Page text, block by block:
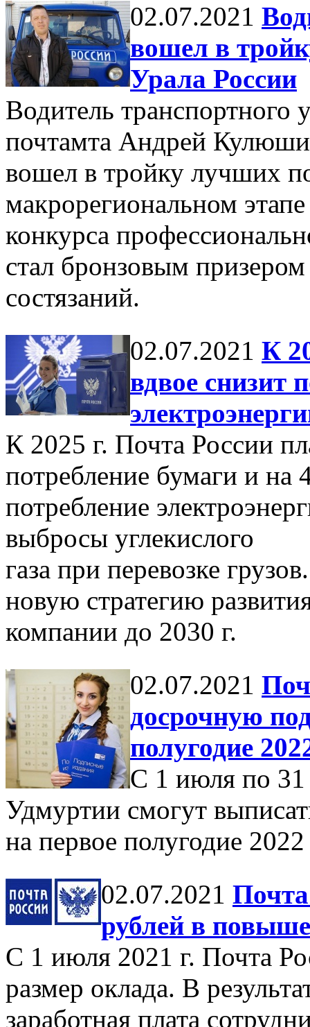
02.07.2021
вошел в
Урала России
Водитель транспортного
почтамта Андрей
вошел в тройку лучших
макрорегиональном
конкурса
стал бронзовым призером
состязаний.
02.07.2021 К
вдвое снизит
К 2025 г. Почта России
потребление бумаги и на
потребление
выбросы углекислого
газа при перевозке
новую стратегию
компании до 2030 г.
02.07.2021
досрочную
полугодие
С 1 июля по 31
Удмуртии смогут
на первое полугодие
02.07.2021
рублей в
С 1 июля 2021 г. Почта
размер оклада. В
заработная плата